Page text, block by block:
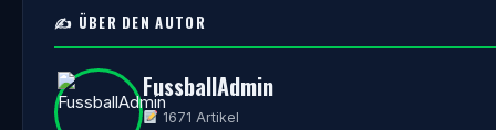
✍️ ÜBER DEN AUTOR
FussballAdmin
1671 Artikel